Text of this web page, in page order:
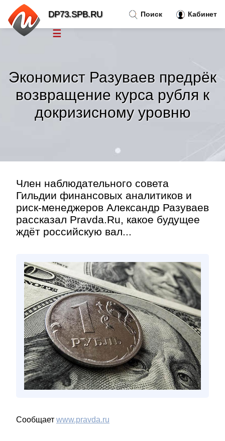
Экономист Разуваев предрёк
возвращение курса рубля к
докризисному уровню
Член наблюдательного совета
Гильдии финансовых аналитиков и
риск-менеджеров Александр Разуваев
рассказал Pravda.Ru, какое будущее
ждёт российскую вал...
Сообщает www.pravda.ru
Поиск Кабинет
DP73.SPB.RU
☰
Тренды новостей »
Рубрики»